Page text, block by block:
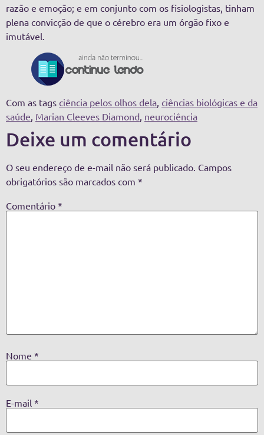
razão e emoção; e em conjunto com os fisiologistas, tinham
plena convicção de que o cérebro era um órgão fixo e
imutável.
Com as tags ciência pelos olhos dela, ciências biológicas e da
saúde, Marian Cleeves Diamond, neurociência
Deixe um comentário
O seu endereço de e-mail não será publicado. Campos
obrigatórios são marcados com *
Comentário *
Nome *
E-mail *